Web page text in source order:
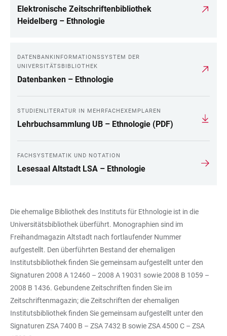
Elektronische Zeitschriftenbibliothek
Heidelberg – Ethnologie
DATENBANKINFORMATIONSSYSTEM DER
UNIVERSITÄTSBIBLIOTHEK
Datenbanken – Ethnologie
STUDIENLITERATUR IN MEHRFACHEXEMPLAREN
Lehrbuchsammlung UB – Ethnologie (PDF)
FACHSYSTEMATIK UND NOTATION
Lesesaal Altstadt LSA – Ethnologie
Die ehemalige Bibliothek des Instituts für Ethnologie ist in die
Universitätsbibliothek überführt. Monographien sind im
Freihandmagazin Altstadt nach fortlaufender Nummer
aufgestellt. Den überführten Bestand der ehemaligen
Institutsbibliothek finden Sie gemeinsam aufgestellt unter den
Signaturen 2008 A 12460 – 2008 A 19031 sowie 2008 B 1059 –
2008 B 1436. Gebundene Zeitschriften finden Sie im
Zeitschriftenmagazin; die Zeitschriften der ehemaligen
Institutsbibliothek finden Sie gemeinsam aufgestellt unter den
Signaturen ZSA 7400 B – ZSA 7432 B sowie ZSA 4500 C – ZSA